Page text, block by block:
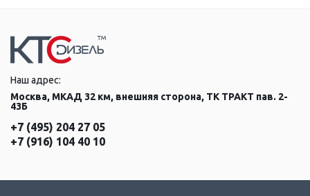
Наш адрес:
Москва, МКАД 32 км, внешняя сторона, ТК ТРАКТ пав. 2-
43Б
+7 (495) 204 27 05
+7 (916) 104 40 10